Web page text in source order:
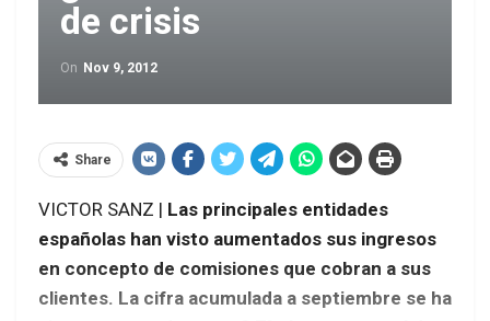
de crisis
On Nov 9, 2012
Share
VICTOR SANZ | Las principales entidades
españolas han visto aumentados sus ingresos
en concepto de comisiones que cobran a sus
clientes. La cifra acumulada a septiembre se ha